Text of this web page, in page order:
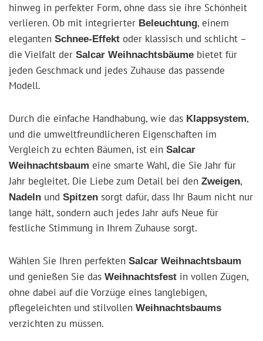
hinweg in perfekter Form, ohne dass sie ihre Schönheit
verlieren. Ob mit integrierter Beleuchtung, einem
eleganten Schnee-Effekt oder klassisch und schlicht –
die Vielfalt der Salcar Weihnachtsbäume bietet für
jeden Geschmack und jedes Zuhause das passende
Modell.
Durch die einfache Handhabung, wie das Klappsystem,
und die umweltfreundlicheren Eigenschaften im
Vergleich zu echten Bäumen, ist ein Salcar
Weihnachtsbaum eine smarte Wahl, die Sie Jahr für
Jahr begleitet. Die Liebe zum Detail bei den Zweigen,
Nadeln und Spitzen sorgt dafür, dass Ihr Baum nicht nur
lange hält, sondern auch jedes Jahr aufs Neue für
festliche Stimmung in Ihrem Zuhause sorgt.
Wählen Sie Ihren perfekten Salcar Weihnachtsbaum
und genießen Sie das Weihnachtsfest in vollen Zügen,
ohne dabei auf die Vorzüge eines langlebigen,
pflegeleichten und stilvollen Weihnachtsbaums
verzichten zu müssen.